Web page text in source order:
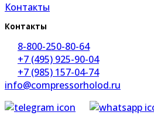
Контакты
Контакты
8-800-250-80-64
+7 (495) 925-90-04
+7 (985) 157-04-74
info@compressorholod.ru